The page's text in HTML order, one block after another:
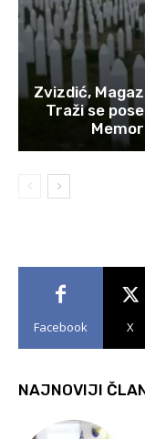
Zvizdić,
Traži se
Facebook X
NAJNOVIJI